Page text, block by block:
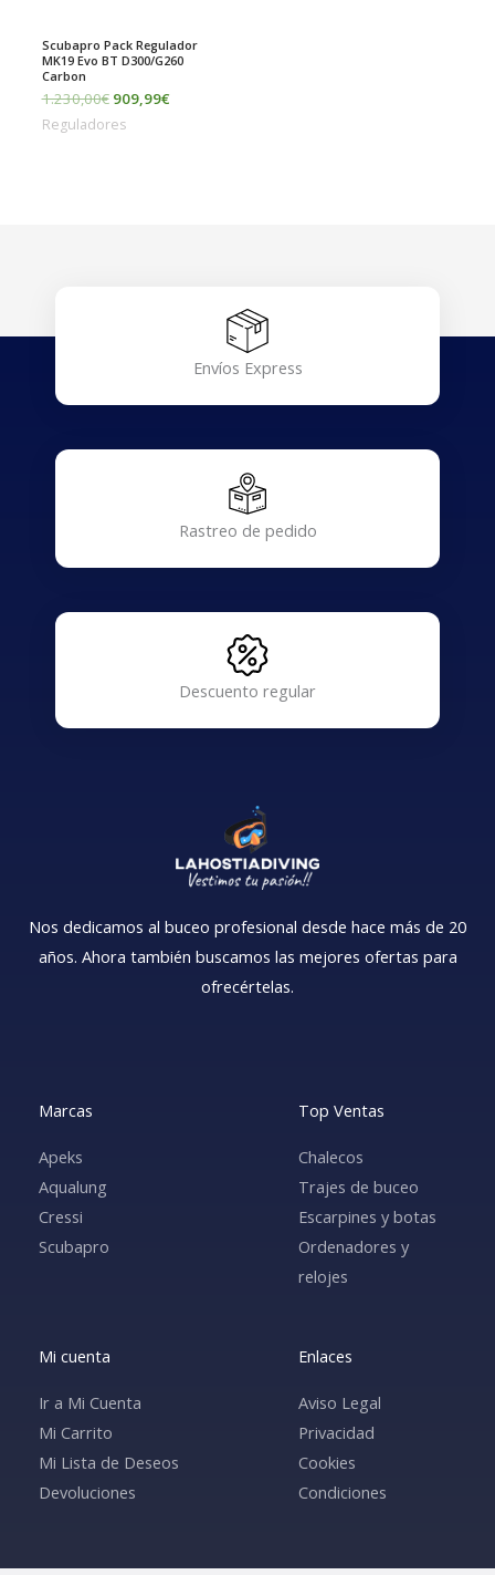
Scubapro Pack Regulador
MK19 Evo BT D300/G260
Carbon
1.230,00€ 909,99€
Reguladores
Envíos Express
Rastreo de pedido
Descuento regular
Nos dedicamos al buceo profesional desde hace más de 20
años. Ahora también buscamos las mejores ofertas para
ofrecértelas.
Marcas
Apeks
Aqualung
Cressi
Scubapro
Top Ventas
Chalecos
Trajes de buceo
Escarpines y botas
Ordenadores y
relojes
Mi cuenta
Ir a Mi Cuenta
Mi Carrito
Mi Lista de Deseos
Devoluciones
Enlaces
Aviso Legal
Privacidad
Cookies
Condiciones